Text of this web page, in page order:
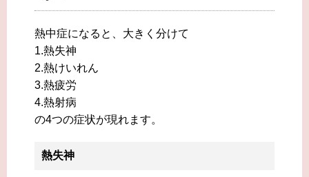
熱中症になると、大きく分けて
1.熱失神
2.熱けいれん
3.熱疲労
4.熱射病
の4つの症状が現れます。
熱失神